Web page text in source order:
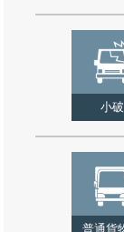
小破
普通貨